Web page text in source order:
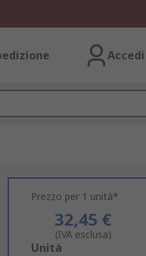
Prezzo per 1 unità*
32,45 €
(IVA esclusa)
Add
Unità